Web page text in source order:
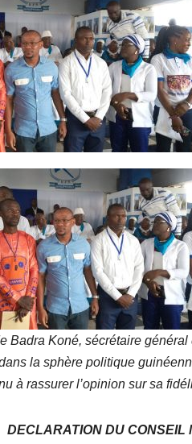
Badra Koné, sécrétaire
la sphère politique
à rassurer l’opinion sur sa
DECLARATION DU